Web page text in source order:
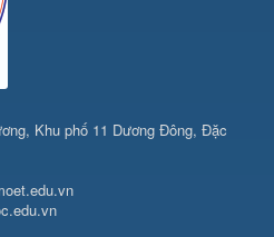
Khu phố 11 Dương Đông, Đặc